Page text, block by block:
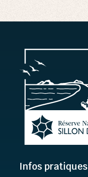
Infos pratiques